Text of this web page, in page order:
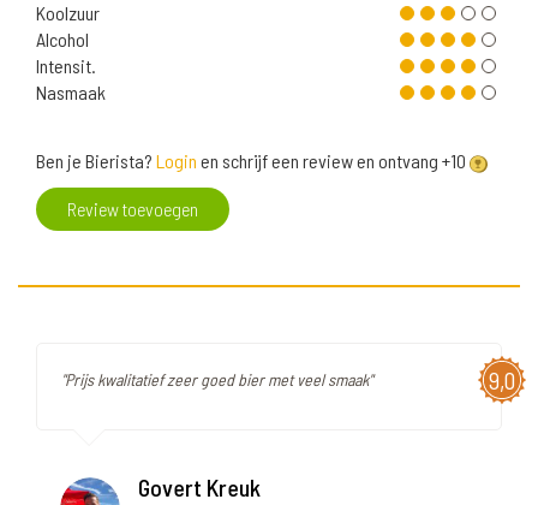
Koolzuur
Alcohol
Intensit.
Nasmaak
Ben je Bierista? Login en schrijf een review en ontvang +10
Review toevoegen
9,0
"Prijs kwalitatief zeer goed bier met veel smaak"
Govert Kreuk